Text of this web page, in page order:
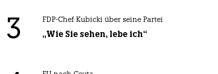
3 FDP-Chef Kubicki über seine Partei
„Wie Sie sehen, lebe ich“